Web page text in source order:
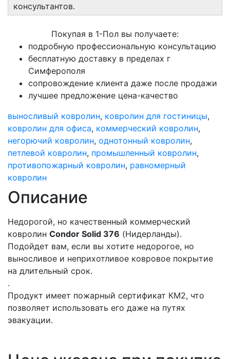
консультантов.
Покупая в 1-Пол вы получаете:
подробную профессиональную консультацию
бесплатную доставку в пределах г
Симферополя
сопровождение клиента даже после продажи
лучшее предложение цена-качество
выносливый ковролин, ковролин для гостиницы,
ковролин для офиса, коммерческий ковролин,
негорючий ковролин, однотонный ковролин,
петлевой ковролин, промышленный ковролин,
противопожарный ковролин, равномерный
ковролин
Описание
Недорогой, но качественный коммерческий
ковролин Condor Solid 376 (Нидерланды).
Подойдет вам, если вы хотите недорогое, но
выносливое и неприхотливое ковровое покрытие
на длительный срок.
.
Продукт имеет пожарный сертификат КМ2, что
позволяет использовать его даже на путях
эвакуации.